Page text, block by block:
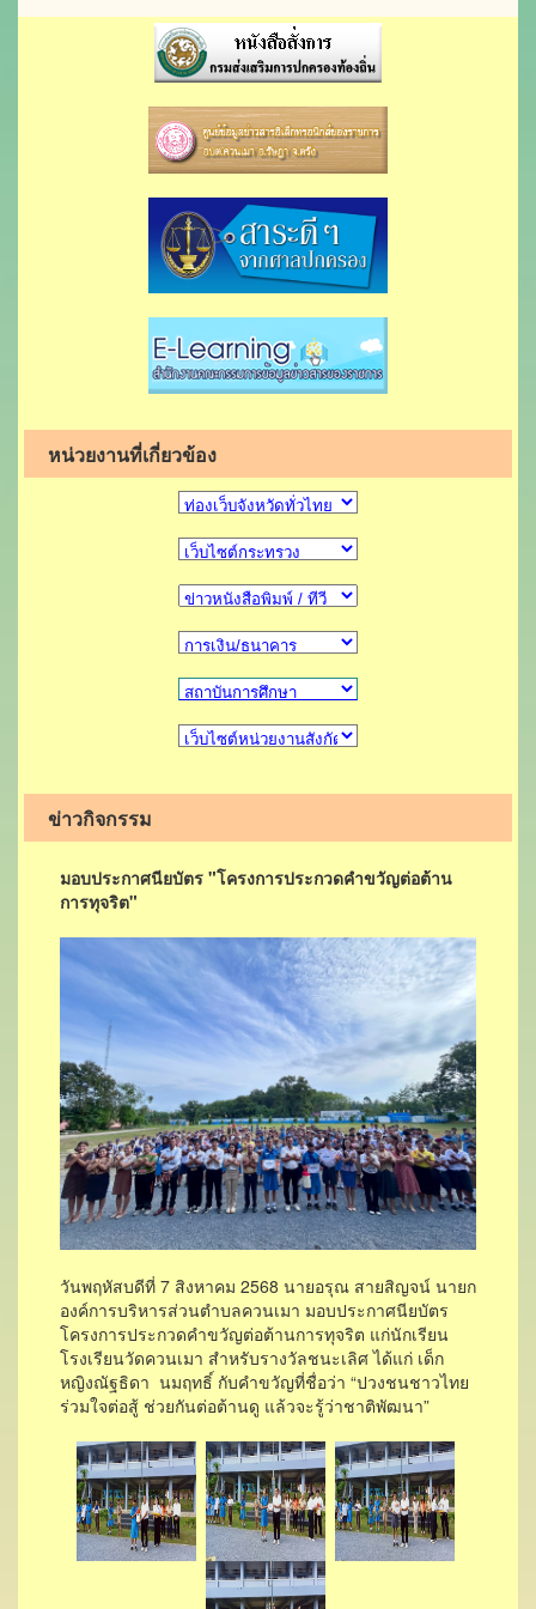
หน่วยงานที่เกี่ยวข้อง
ข่าวกิจกรรม
มอบประกาศนียบัตร "โครงการประกวดคำขวัญต่อต้าน
การทุจริต"
วันพฤหัสบดีที่ 7 สิงหาคม 2568 นายอรุณ สายสิญจน์ นายก
องค์การบริหารส่วนตำบลควนเมา มอบประกาศนียบัตร
โครงการประกวดคำขวัญต่อต้านการทุจริต แก่นักเรียน
โรงเรียนวัดควนเมา สำหรับรางวัลชนะเลิศ ได้แก่ เด็ก
หญิงณัฐธิดา นมฤทธิ์ กับคำขวัญที่ชื่อว่า “ปวงชนชาวไทย
ร่วมใจต่อสู้ ช่วยกันต่อต้านดู แล้วจะรู้ว่าชาติพัฒนา”